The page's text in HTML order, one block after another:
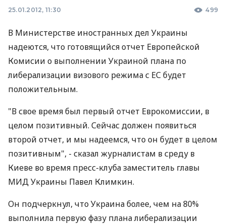
25.01.2012, 11:30 499
В Министерстве иностранных дел Украины
надеются, что готовящийся отчет Европейской
Комисии о выполнении Украиной плана по
либерализации визового режима с ЕС будет
положительным.
"В свое время был первый отчет Еврокомиссии, в
целом позитивный. Сейчас должен появиться
второй отчет, и мы надеемся, что он будет в целом
позитивным", - сказал журналистам в среду в
Киеве во время пресс-клуба заместитель главы
МИД Украины Павел Климкин.
Он подчеркнул, что Украина более, чем на 80%
выполнила первую фазу плана либерализации